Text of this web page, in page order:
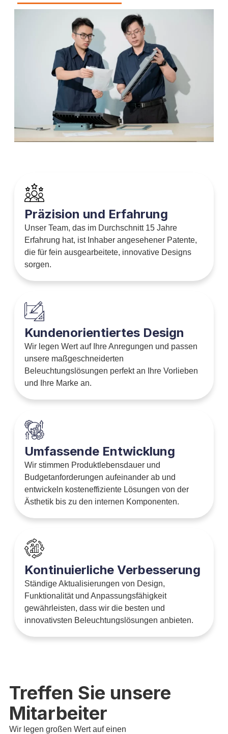
Präzision und Erfahrung
Unser Team, das im Durchschnitt 15 Jahre
Erfahrung hat, ist Inhaber angesehener Patente,
die für fein ausgearbeitete, innovative Designs
sorgen.
Kundenorientiertes Design
Wir legen Wert auf Ihre Anregungen und passen
unsere maßgeschneiderten
Beleuchtungslösungen perfekt an Ihre Vorlieben
und Ihre Marke an.
Umfassende Entwicklung
Wir stimmen Produktlebensdauer und
Budgetanforderungen aufeinander ab und
entwickeln kosteneffiziente Lösungen von der
Ästhetik bis zu den internen Komponenten.
Kontinuierliche Verbesserung
Ständige Aktualisierungen von Design,
Funktionalität und Anpassungsfähigkeit
gewährleisten, dass wir die besten und
innovativsten Beleuchtungslösungen anbieten.
Treffen Sie unsere
Mitarbeiter
Wir legen großen Wert auf einen